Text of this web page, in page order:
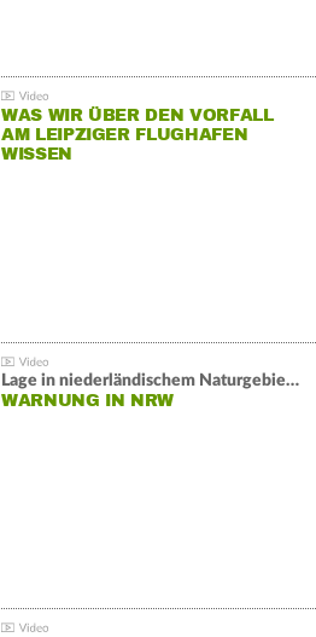
WAS WIR ÜBER DEN VORFALL
AM LEIPZIGER FLUGHAFEN
WISSEN
Lage in niederländischem Naturgebiet stabil
WARNUNG IN NRW